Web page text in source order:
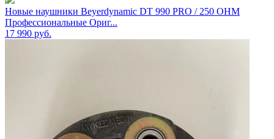
Новые наушники Beyerdynamic DT 990 PRO / 250 OHM
Профессиональные Ориг...
17 990 руб.